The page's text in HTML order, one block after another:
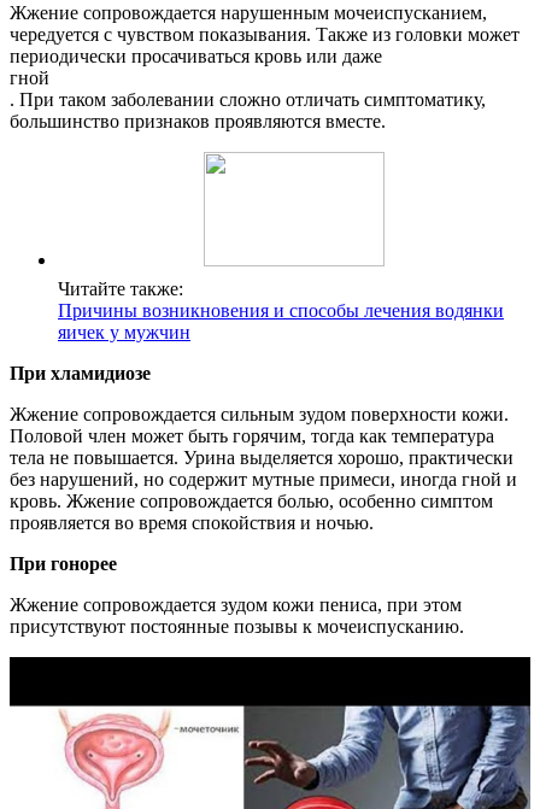
Жжение сопровождается нарушенным мочеиспусканием,
чередуется с чувством показывания. Также из головки может
периодически просачиваться кровь или даже
гной
. При таком заболевании сложно отличать симптоматику,
большинство признаков проявляются вместе.
Читайте также:
Причины возникновения и способы лечения водянки
яичек у мужчин
При хламидиозе
Жжение сопровождается сильным зудом поверхности кожи.
Половой член может быть горячим, тогда как температура
тела не повышается. Урина выделяется хорошо, практически
без нарушений, но содержит мутные примеси, иногда гной и
кровь. Жжение сопровождается болью, особенно симптом
проявляется во время спокойствия и ночью.
При гонорее
Жжение сопровождается зудом кожи пениса, при этом
присутствуют постоянные позывы к мочеиспусканию.